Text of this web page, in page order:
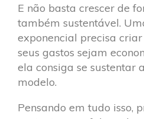
E não basta crescer de
também sustentável.
exponencial precisa
seus gastos sejam
ela consiga se sustentar
modelo.
Pensando em tudo isso,